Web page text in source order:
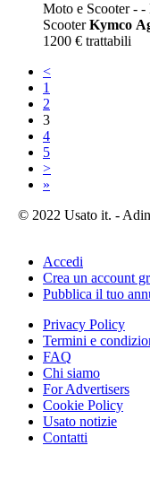
Moto e Scooter- -
ScooterKymco
1200 € trattabili
<
1
2
3
4
5
>
»
© 2022 Usato it. -
Accedi
Crea un account
Pubblica il tuo
Privacy Policy
Termini e
FAQ
Chi siamo
For Advertisers
Cookie Policy
Usato notizie
Contatti